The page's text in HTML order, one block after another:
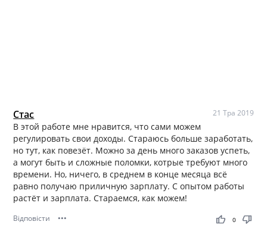
Стас 21 Тра 2019
В этой работе мне нравится, что сами можем
регулировать свои доходы. Стараюсь больше заработать,
но тут, как повезёт. Можно за день много заказов успеть,
а могут быть и сложные поломки, котрые требуют много
времени. Но, ничего, в среднем в конце месяца всё
равно получаю приличную зарплату. С опытом работы
растёт и зарплата. Стараемся, как можем!
Відповісти ••• thumb_up thumb_down
0